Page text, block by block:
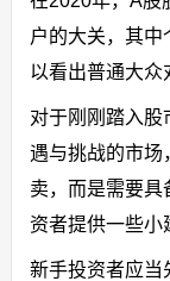
户的大关，其
以看出普通大众
对于刚刚踏入股
遇与挑战的市场
卖，而是需要具
资者提供一些小
新手投资者应当